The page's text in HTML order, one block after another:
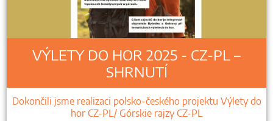
VÝLETY DO HOR 2025 - CZ-PL –
SHRNUTÍ
Dokončili jsme realizaci polsko-českého projektu Výlety do
hor CZ-PL/ Górskie rajzy CZ-PL